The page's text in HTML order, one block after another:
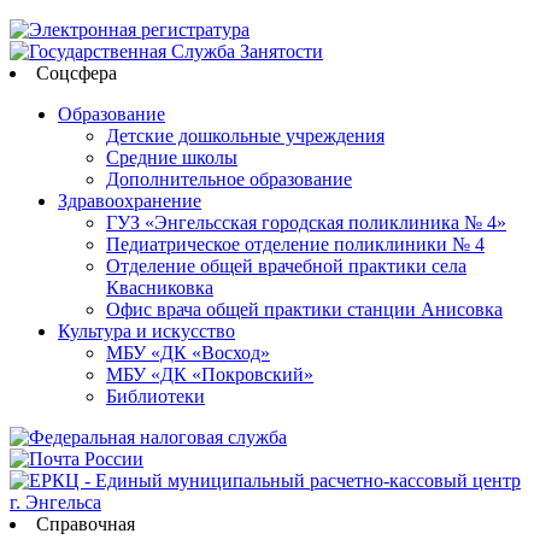
Соцсфера
Образование
Детские дошкольные учреждения
Средние школы
Дополнительное образование
Здравоохранение
ГУЗ «Энгельсская городская поликлиника № 4»
Педиатрическое отделение поликлиники № 4
Отделение общей врачебной практики села
Квасниковка
Офис врача общей практики станции Анисовка
Культура и искусство
МБУ «ДК «Восход»
МБУ «ДК «Покровский»
Библиотеки
Справочная